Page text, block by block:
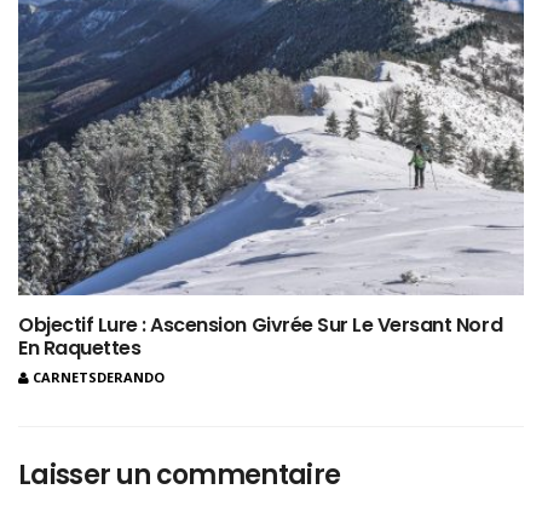
Objectif Lure : Ascension Givrée Sur Le Versant Nord
En Raquettes
CARNETSDERANDO
Laisser un commentaire